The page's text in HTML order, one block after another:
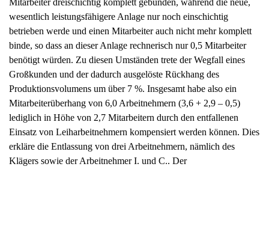
lediglich in Höhe von 2,7 Mitarbeitern durch den entfallenen
Einsatz von Leiharbeitnehmern kompensiert werden können. Dies
erkläre die Entlassung von drei Arbeitnehmern, nämlich des
Klägers sowie der Arbeitnehmer I. und C.. Der